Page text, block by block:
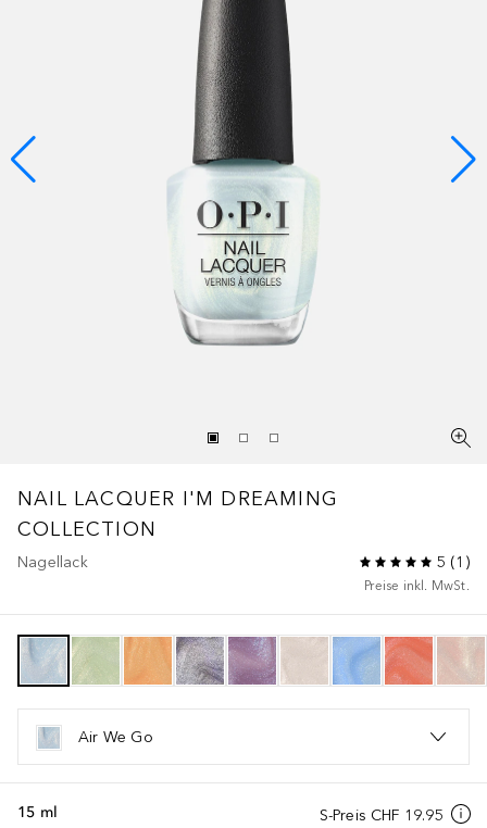
NAIL LACQUER I'M DREAMING
COLLECTION
Nagellack 5 (1 )
Preise inkl. MwSt.
Air We Go
S-Preis CHF 19.95
15 ml